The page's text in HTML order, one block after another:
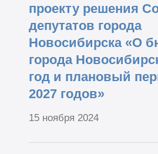
проекту решения
депутатов города
Новосибирска «О
города
год и плановый
2027 годов»
15 ноября 2024